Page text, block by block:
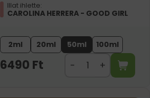
Illat ihlette:
CAROLINA HERRERA - GOOD GIRL
2ml 20ml 50ml 100ml
6490 Ft